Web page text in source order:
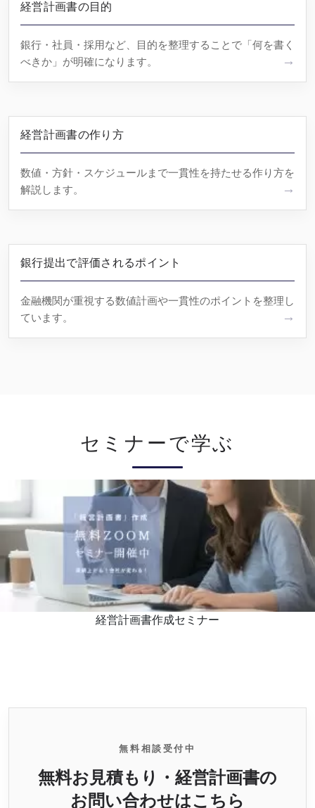
経営計画書の目的
銀行・社員・採用など、目的を整理することで「何を書く
べきか」が明確になります。
経営計画書の作り方
数値・方針・スケジュールまで一貫性を持たせる作り方を
解説します。
銀行提出で評価されるポイント
金融機関が重視する数値計画や一貫性のポイントを整理し
ています。
セミナーで学ぶ
経営計画書作成セミナー
無料相談受付中
無料お見積もり・経営計画書の
お問い合わせはこちら